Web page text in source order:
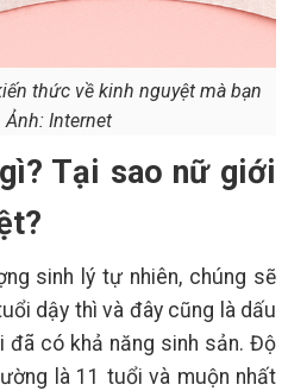
thức về kinh nguyệt mà bạn
Ảnh: Internet
Tại sao nữ giới
sinh lý tự nhiên, chúng sẽ
dậy thì và đây cũng là dấu
đã có khả năng sinh sản. Độ
là 11 tuổi và muộn nhất